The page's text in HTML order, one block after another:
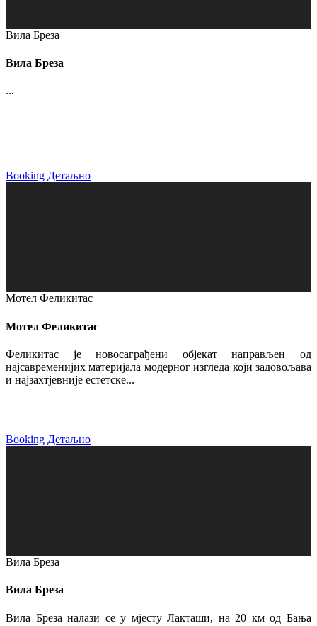
Вила Бреза
Вила Бреза
...
Booking Детаљно
Мотел Феликитас
Мотел Феликитас
Феликитас је новосаграђени објекат направљен од
најсавременијих материјала модерног изгледа који задовољава
и најзахтјевније естетске...
Booking Детаљно
Вила Бреза
Вила Бреза
Вила Бреза налази се у мјесту Лакташи, на 20 км од Бања